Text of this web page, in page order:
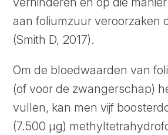
aan foliumzuur veroorzaken
(Smith D, 2017).
Om de bloedwaarden van
(of voor de zwangerschap)
vullen, kan men vijf
(7.500 µg)